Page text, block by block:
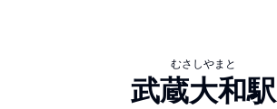
むさしやまと
武蔵大和駅